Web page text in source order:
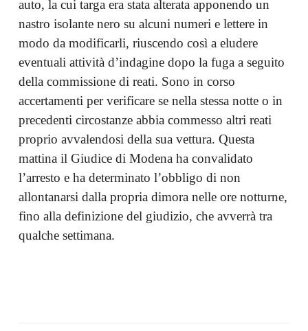
auto, la cui targa era stata alterata apponendo un
nastro isolante nero su alcuni numeri e lettere in
modo da modificarli, riuscendo così a eludere
eventuali attività d’indagine dopo la fuga a seguito
della commissione di reati. Sono in corso
accertamenti per verificare se nella stessa notte o in
precedenti circostanze abbia commesso altri reati
proprio avvalendosi della sua vettura. Questa
mattina il Giudice di Modena ha convalidato
l’arresto e ha determinato l’obbligo di non
allontanarsi dalla propria dimora nelle ore notturne,
fino alla definizione del giudizio, che avverrà tra
qualche settimana.